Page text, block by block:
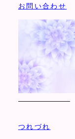
お問い合わせ
つれづれ